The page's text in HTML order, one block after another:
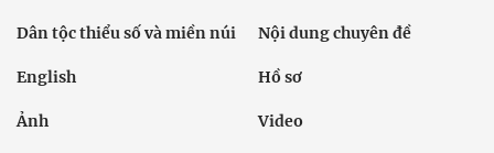
Dân tộc thiểu số và miền núi Nội dung chuyên đề
English Hồ sơ
Ảnh Video